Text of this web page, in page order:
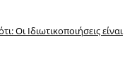
Οι Ιδιωτικοποιήσεις είναι